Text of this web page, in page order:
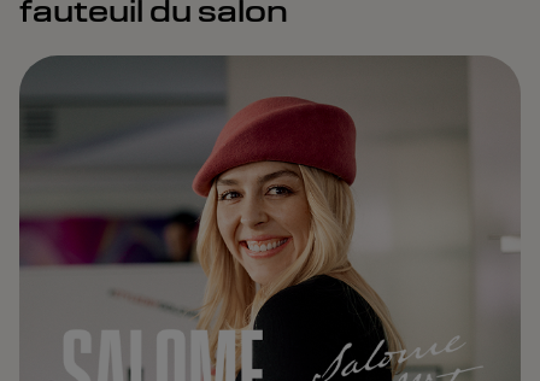
fauteuil du salon